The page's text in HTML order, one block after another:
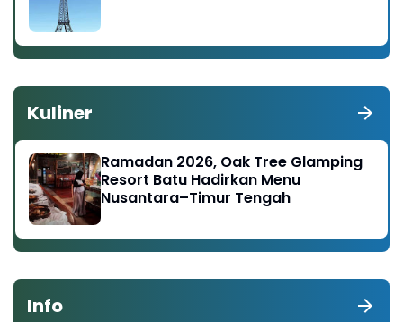
Kuliner
Ramadan 2026, Oak Tree Glamping
Resort Batu Hadirkan Menu
Nusantara–Timur Tengah
Info